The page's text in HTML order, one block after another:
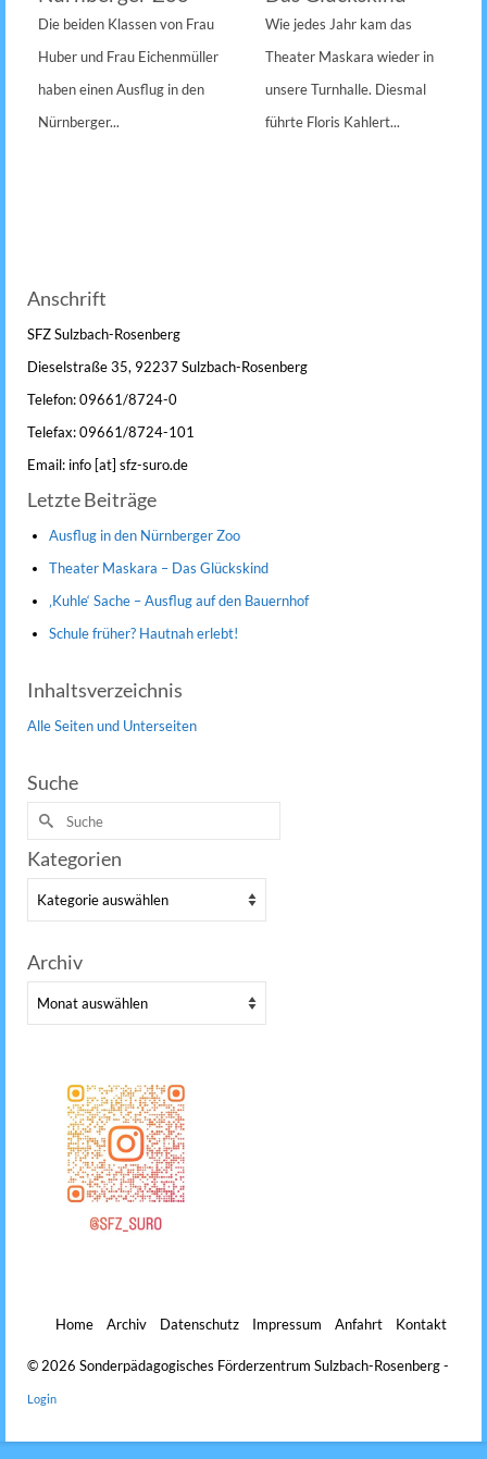
Die beiden Klassen von Frau
Huber und Frau Eichenmüller
haben einen Ausflug in den
Nürnberger...
Wie jedes Jahr kam das
Theater Maskara wieder in
unsere Turnhalle. Diesmal
führte Floris Kahlert...
Anschrift
SFZ Sulzbach-Rosenberg
Dieselstraße 35, 92237 Sulzbach-Rosenberg
Telefon: 09661/8724-0
Telefax: 09661/8724-101
Email: info [at] sfz-suro.de
Letzte Beiträge
Ausflug in den Nürnberger Zoo
Theater Maskara – Das Glückskind
‚Kuhle‘ Sache – Ausflug auf den Bauernhof
Schule früher? Hautnah erlebt!
Inhaltsverzeichnis
Alle Seiten und Unterseiten
Suche
Suche
nach:
Kategorien
Kategorien
Archiv
Archiv
Home Archiv Datenschutz Impressum Anfahrt Kontakt
© 2026 Sonderpädagogisches Förderzentrum Sulzbach-Rosenberg -
Login